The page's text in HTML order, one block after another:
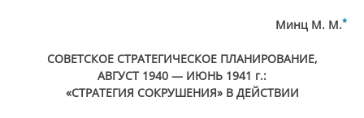
Минц М. М.*
СОВЕТСКОЕ СТРАТЕГИЧЕСКОЕ ПЛАНИРОВАНИЕ,
АВГУСТ 1940 — ИЮНЬ 1941 г.:
«СТРАТЕГИЯ СОКРУШЕНИЯ» В ДЕЙСТВИИ